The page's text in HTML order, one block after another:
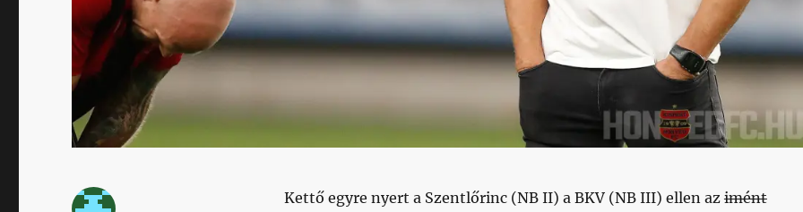
Kettő egyre nyert a Szentlőrinc (NB II) a BKV (NB III) ellen az imént